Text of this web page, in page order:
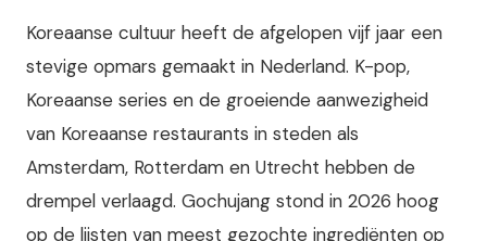
Koreaanse cultuur heeft de afgelopen vijf jaar een
stevige opmars gemaakt in Nederland. K-pop,
Koreaanse series en de groeiende aanwezigheid
van Koreaanse restaurants in steden als
Amsterdam, Rotterdam en Utrecht hebben de
drempel verlaagd. Gochujang stond in 2026 hoog
op de lijsten van meest gezochte ingrediënten op